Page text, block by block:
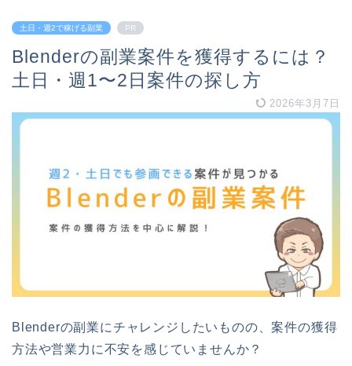
土日・週2で稼げる副業 PR
Blenderの副業案件を獲得するには？
土日・週1〜2日案件の探し方
2026年3月7日
Blenderの副業にチャレンジしたいものの、案件の獲得
方法や営業力に不安を感じていませんか？